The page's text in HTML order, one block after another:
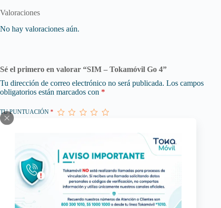
Valoraciones
No hay valoraciones aún.
Sé el primero en valorar “SIM – Tokamóvil Go 4”
Tu dirección de correo electrónico no será publicada. Los campos
obligatorios están marcados con *
TU PUNTUACIÓN *
Correo electrónico
Tu valoración